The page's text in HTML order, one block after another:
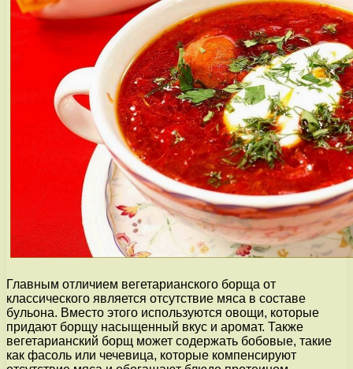
Главным отличием вегетарианского борща от
классического является отсутствие мяса в составе
бульона. Вместо этого используются овощи, которые
придают борщу насыщенный вкус и аромат. Также
вегетарианский борщ может содержать бобовые, такие
как фасоль или чечевица, которые компенсируют